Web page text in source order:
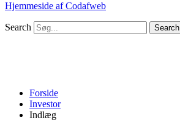
Hjemmeside af Codafweb
Search Search
Forside
Investor
Indlæg